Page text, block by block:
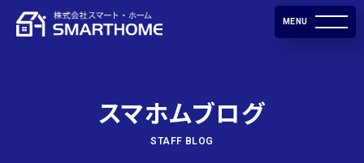
MENU
スマホムブログ
STAFF BLOG